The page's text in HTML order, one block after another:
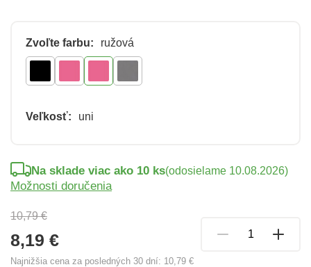
Zvoľte farbu: ružová
Veľkosť: uni
10,79 €
8,19 €
Najnižšia cena za posledných 30 dní: 10,79 €
Na sklade viac ako 10 ks(odosielame 10.08.2026)
Možnosti doručenia